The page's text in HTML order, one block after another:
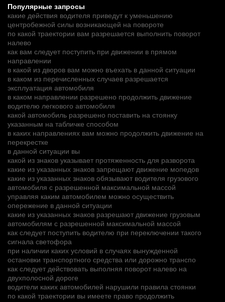
Популярные запросы
какие действия водителя приведут к уменьшению
центробежной силы возникающей на повороте
по какой траектории вам разрешается выполнить поворот
налево
как вам следует поступить при движении в прямом
направлении
в какой из дворов вам можно въехать в данной ситуации
в каком из перечисленных случаев разрешается
эксплуатация автомобиля
в каком направлении разрешено продолжить движение
водителю легкового автомобиля
какой автомобиль разрешено поставить на стоянку
указанным на табличке способом
в каких направлениях вам можно продолжить движение на
перекрестке
в данной ситуации вы
какой из знаков указывает протяженность для разворота
какие из указанных знаков запрещают движение мопедов
какие из указанных знаков обязывают водителя грузового
автомобиля с разрешенной максимальной массой
управляя каким автомобилем можно осуществить
опережение в данной ситуации
какие из указанных знаков разрешают движение грузовым
автомобилям с разрешенной максимальной массой
как следует поступить водителю при переключении такого
сигнала светофора
при наличии каких условий в случаях вынужденной
остановки транспортного средства или дорожно транспо
как следует действовать выполняя поворот налево на
двухполосной дороге
водители каких автомобилей нарушили правила стоянки
по какой траектории вы имеете право продолжить